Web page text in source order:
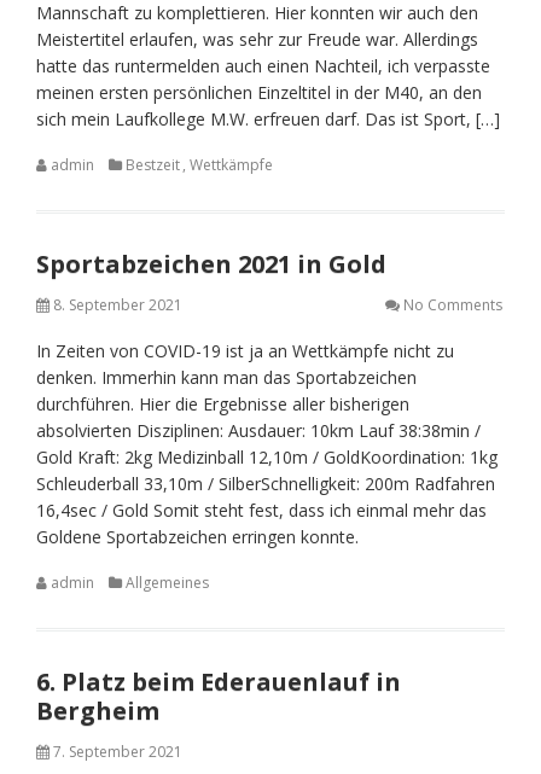
Mannschaft zu komplettieren. Hier konnten wir auch den
Meistertitel erlaufen, was sehr zur Freude war. Allerdings
hatte das runtermelden auch einen Nachteil, ich verpasste
meinen ersten persönlichen Einzeltitel in der M40, an den
sich mein Laufkollege M.W. erfreuen darf. Das ist Sport, […]
admin Bestzeit, Wettkämpfe
Sportabzeichen 2021 in Gold
8. September 2021 No Comments
In Zeiten von COVID-19 ist ja an Wettkämpfe nicht zu
denken. Immerhin kann man das Sportabzeichen
durchführen. Hier die Ergebnisse aller bisherigen
absolvierten Disziplinen: Ausdauer: 10km Lauf 38:38min /
Gold Kraft: 2kg Medizinball 12,10m / GoldKoordination: 1kg
Schleuderball 33,10m / SilberSchnelligkeit: 200m Radfahren
16,4sec / Gold Somit steht fest, dass ich einmal mehr das
Goldene Sportabzeichen erringen konnte.
admin Allgemeines
6. Platz beim Ederauenlauf in
Bergheim
7. September 2021